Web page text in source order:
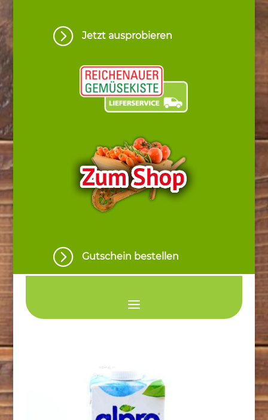
= Jetzt ausprobieren
= Gutschein bestellen